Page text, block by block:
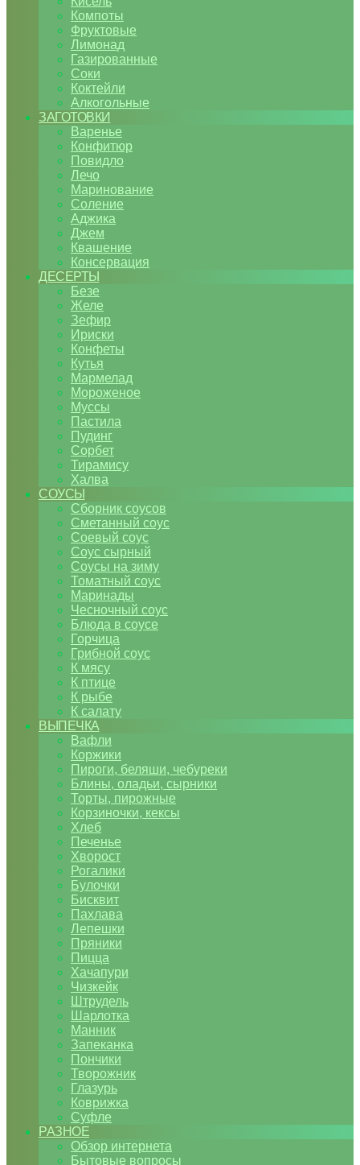
Компоты
Фруктовые
Лимонад
Газированные
Соки
Коктейли
Алкогольные
ЗАГОТОВКИ
Варенье
Конфитюр
Повидло
Лечо
Маринование
Соление
Аджика
Джем
Квашение
Консервация
ДЕСЕРТЫ
Безе
Желе
Зефир
Ириски
Конфеты
Кутья
Мармелад
Мороженое
Муссы
Пастила
Пудинг
Сорбет
Тирамису
Халва
СОУСЫ
Сборник соусов
Сметанный соус
Соевый соус
Соус сырный
Соусы на зиму
Томатный соус
Маринады
Чесночный соус
Блюда в соусе
Горчица
Грибной соус
К мясу
К птице
К рыбе
К салату
ВЫПЕЧКА
Вафли
Коржики
Пироги, беляши, чебуреки
Блины, оладьи, сырники
Торты, пирожные
Корзиночки, кексы
Хлеб
Печенье
Хворост
Рогалики
Булочки
Бисквит
Пахлава
Лепешки
Пряники
Пицца
Хачапури
Чизкейк
Штрудель
Шарлотка
Манник
Запеканка
Пончики
Творожник
Глазурь
Коврижка
Суфле
РАЗНОЕ
Обзор интернета
Бытовые вопросы